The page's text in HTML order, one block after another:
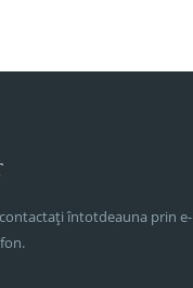
întotdeauna prin e-